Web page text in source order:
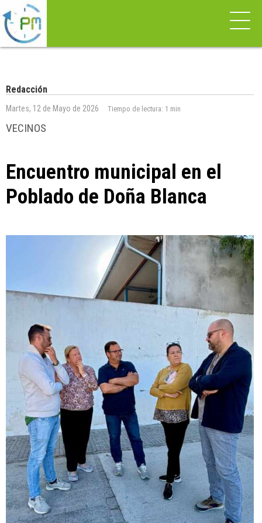
Redacción
Martes, 12 de Mayo de 2026 Tiempo de lectura: 1 min
VECINOS
Encuentro municipal en el
Poblado de Doña Blanca